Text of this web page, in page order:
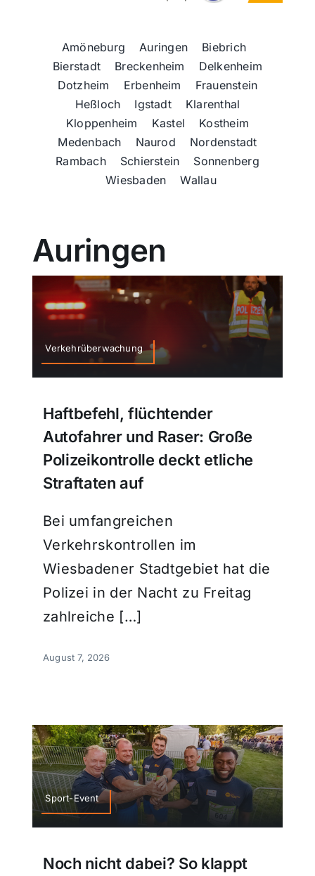
Panorama
Mein Stadtteil
Verkehrsmeldungen
Polizeimeldungen
Themen und Termine
Amöneburg Auringen
Biebrich
Bierstadt
Breckenheim
Delkenheim
Dotzheim
Erbenheim
Frauenstein
Heßloch
Igstadt
Klarenthal
Kloppenheim
Kastel
Kostheim
Medenbach
Naurod
Nordenstadt
Rambach
Schierstein
Sonnenberg
Wiesbaden
Wallau
Auringen
Verkehrüberwachung
Haftbefehl, flüchtender
Autofahrer und Raser: Große
Polizeikontrolle deckt etliche
Straftaten auf
Bei umfangreichen
Verkehrskontrollen im
Wiesbadener Stadtgebiet hat die
Polizei in der Nacht zu Freitag
zahlreiche […]
August 7, 2026
Sport-Event
Noch nicht dabei? So klappt